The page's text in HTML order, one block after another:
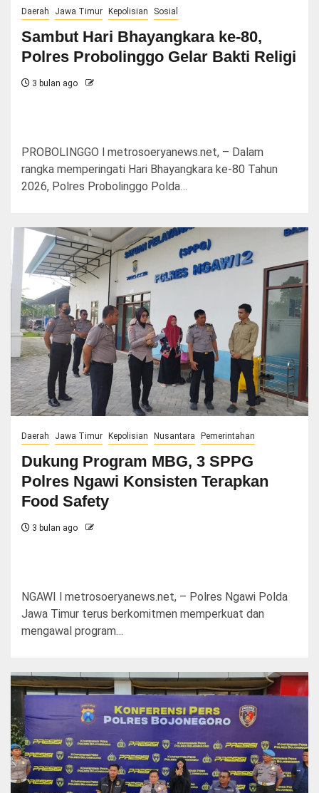
Daerah Jawa Timur Kepolisian Sosial
Sambut Hari Bhayangkara ke-80,
Polres Probolinggo Gelar Bakti Religi
3 bulan ago
PROBOLINGGO l metrosoeryanews.net, – Dalam
rangka memperingati Hari Bhayangkara ke-80 Tahun
2026, Polres Probolinggo Polda…
Daerah Jawa Timur Kepolisian Nusantara Pemerintahan
Dukung Program MBG, 3 SPPG
Polres Ngawi Konsisten Terapkan
Food Safety
3 bulan ago
NGAWI l metrosoeryanews.net, – Polres Ngawi Polda
Jawa Timur terus berkomitmen memperkuat dan
mengawal program…